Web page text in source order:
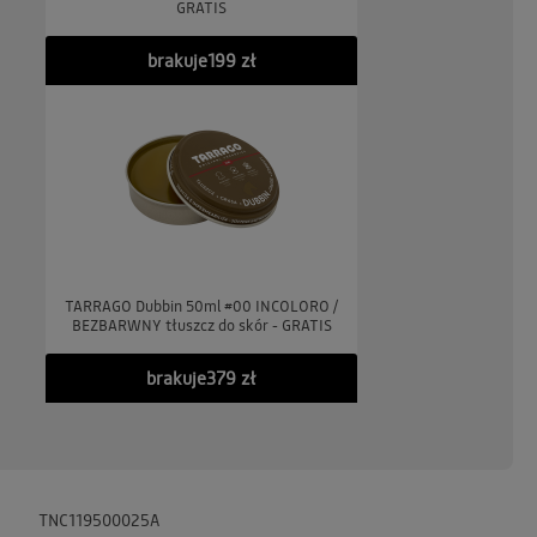
GRATIS
brakuje199 zł
TARRAGO Dubbin 50ml #00 INCOLORO /
BEZBARWNY tłuszcz do skór - GRATIS
brakuje379 zł
TNC119500025A